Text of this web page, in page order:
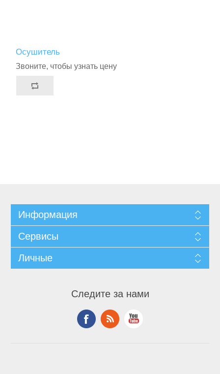
Осушитель
Звоните, чтобы узнать цену
Информация
Сервисы
Личные
Следите за нами